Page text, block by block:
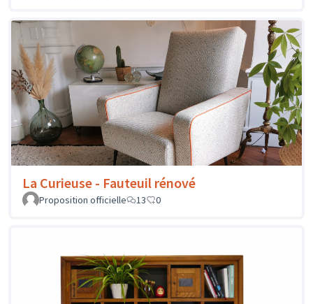
La Curieuse - Fauteuil rénové
Proposition officielle 13 0